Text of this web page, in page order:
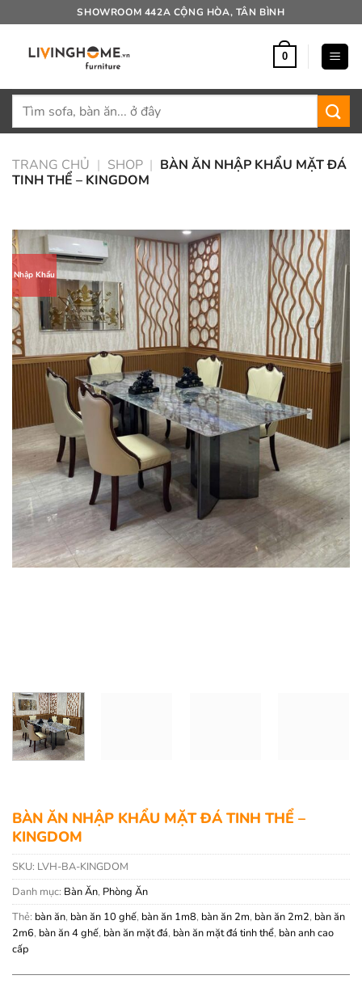
qua
SHOWROOM 442A CỘNG HÒA, TÂN BÌNH
0
Tìm
TRANG CHỦ | SHOP | BÀN ĂN NHẬP KHẨU MẶT ĐÁ
TINH THỂ – KINGDOM
Nhập Khẩu
BÀN ĂN NHẬP KHẨU MẶT ĐÁ TINH THỂ –
KINGDOM
SKU: LVH-BA-KINGDOM
Danh mục: Bàn Ăn, Phòng Ăn
Thẻ: bàn ăn, bàn ăn 10 ghế, bàn ăn 1m8, bàn ăn 2m, bàn ăn 2m2, bàn ăn
2m6, bàn ăn 4 ghế, bàn ăn mặt đá, bàn ăn mặt đá tinh thể, bàn anh cao
cấp